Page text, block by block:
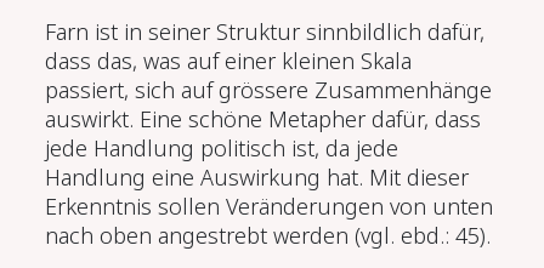
Farn ist in seiner Struktur sinnbildlich dafür,
dass das, was auf einer kleinen Skala
passiert, sich auf grössere Zusammenhänge
auswirkt. Eine schöne Metapher dafür, dass
jede Handlung politisch ist, da jede
Handlung eine Auswirkung hat. Mit dieser
Erkenntnis sollen Veränderungen von unten
nach oben angestrebt werden (vgl. ebd.: 45).